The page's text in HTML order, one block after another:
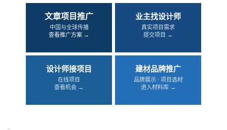
文章项目推广
中国与全球传播
查看推广方案 →
业主找设计师
真实项目需求
提交项目 →
设计师接项目
在线项目
查看机会 →
建材品牌推广
品牌展示 · 项目选材
进入材料库 →